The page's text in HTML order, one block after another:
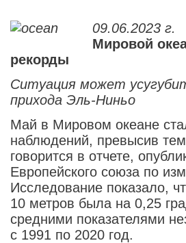
09.06.2023 г.
Мировой
рекорды
Ситуация может
прихода Эль-Ниньо
Май в Мировом океане
наблюдений, превысив
говорится в отчете,
Европейского союза по
Исследование показало,
10 метров была на 0,25
средними показателями
с 1991 по 2020 год.